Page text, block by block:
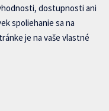
dostupnosti ani
spoliehanie sa na
je na vaše vlastné